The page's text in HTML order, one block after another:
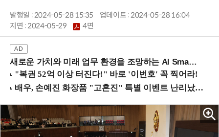
발행일 : 2024-05-28 15:35
업데이트 : 2024-05-28 16:04
지면 :2024-05-29 4면
새로운 가치와 미래 업무 환경을 조망하는 AI Smart Work Summit 2026 (9/11 코엑스)